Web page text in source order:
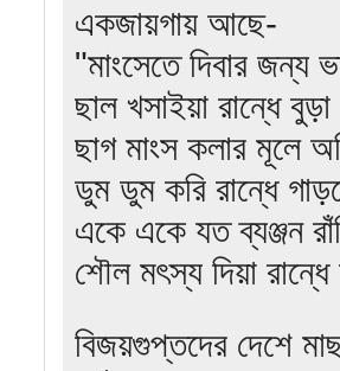
একজায়গায় আছে-
"মাংসেতে দিবার জন্য
ছাল খসাইয়া রান্ধে
ছাগ মাংস কলার মূলে
ডুম ডুম করি রান্ধে
একে একে যত ব্যঞ্জন
শৌল মৎস্য দিয়া
বিজয়গুপ্তদের দেশে